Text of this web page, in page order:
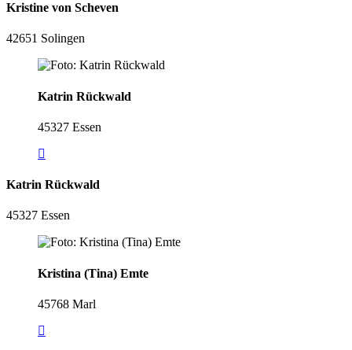
Kristine von Scheven
42651 Solingen
Katrin Rückwald
45327 Essen
Katrin Rückwald
45327 Essen
Kristina (Tina) Emte
45768 Marl